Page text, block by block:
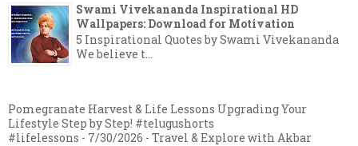
Swami Vivekananda Inspirational HD
Wallpapers: Download for Motivation
5 Inspirational Quotes by Swami Vivekananda
We believe t...
Pomegranate Harvest & Life Lessons Upgrading Your
Lifestyle Step by Step! #telugushorts
#lifelessons - 7/30/2026 - Travel & Explore with Akbar